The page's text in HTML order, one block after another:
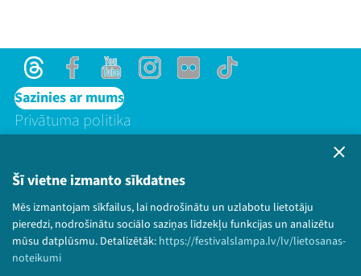
Šī vietne izmanto sīkdatnes
Mēs izmantojam sīkfailus, lai nodrošinātu un uzlabotu lietotāju
pieredzi, nodrošinātu sociālo saziņas līdzekļu funkcijas un analizētu
mūsu datplūsmu. Detalizētāk: https://festivalslampa.lv/lv/lietosanas-
noteikumi
ThreadsFacebookYoutubeInstagram
Flick TikTok
Sazinies ar mums
Privātuma politika
© 2026 Sarunu festivāls LAMPA Visas tiesības
paturētas.